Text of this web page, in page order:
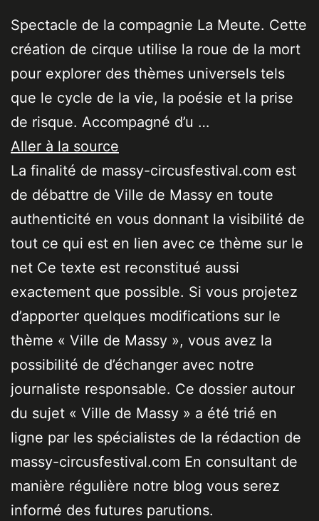
Spectacle de la compagnie La Meute. Cette
création de cirque utilise la roue de la mort
pour explorer des thèmes universels tels
que le cycle de la vie, la poésie et la prise
de risque. Accompagné d’u …
Aller à la source
La finalité de massy-circusfestival.com est
de débattre de Ville de Massy en toute
authenticité en vous donnant la visibilité de
tout ce qui est en lien avec ce thème sur le
net Ce texte est reconstitué aussi
exactement que possible. Si vous projetez
d’apporter quelques modifications sur le
thème « Ville de Massy », vous avez la
possibilité de d’échanger avec notre
journaliste responsable. Ce dossier autour
du sujet « Ville de Massy » a été trié en
ligne par les spécialistes de la rédaction de
massy-circusfestival.com En consultant de
manière régulière notre blog vous serez
informé des futures parutions.